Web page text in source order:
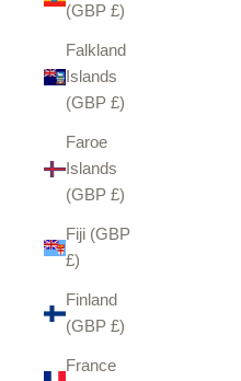
(GBP £)
Falkland
Islands
(GBP £)
Faroe
Islands
(GBP £)
Fiji (GBP
£)
Finland
(GBP £)
France